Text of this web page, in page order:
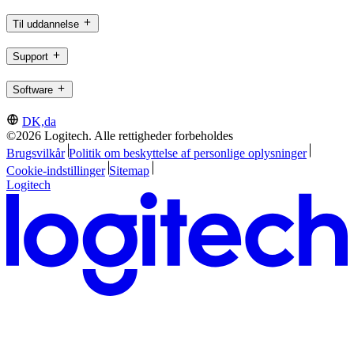
Til uddannelse
Support
Software
DK,da
©2026 Logitech. Alle rettigheder forbeholdes
Brugsvilkår Politik om beskyttelse af personlige oplysninger
Cookie-indstillinger Sitemap
Logitech